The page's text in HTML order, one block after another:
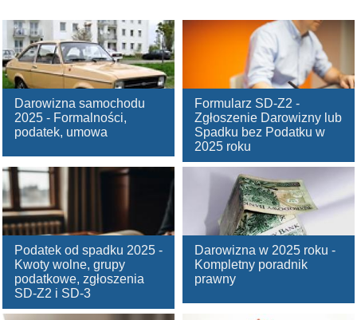
Darowizna samochodu
2025 - Formalności,
podatek, umowa
Formularz SD-Z2 -
Zgłoszenie Darowizny lub
Spadku bez Podatku w
2025 roku
Podatek od spadku 2025 -
Kwoty wolne, grupy
podatkowe, zgłoszenia
SD-Z2 i SD-3
Darowizna w 2025 roku -
Kompletny poradnik
prawny